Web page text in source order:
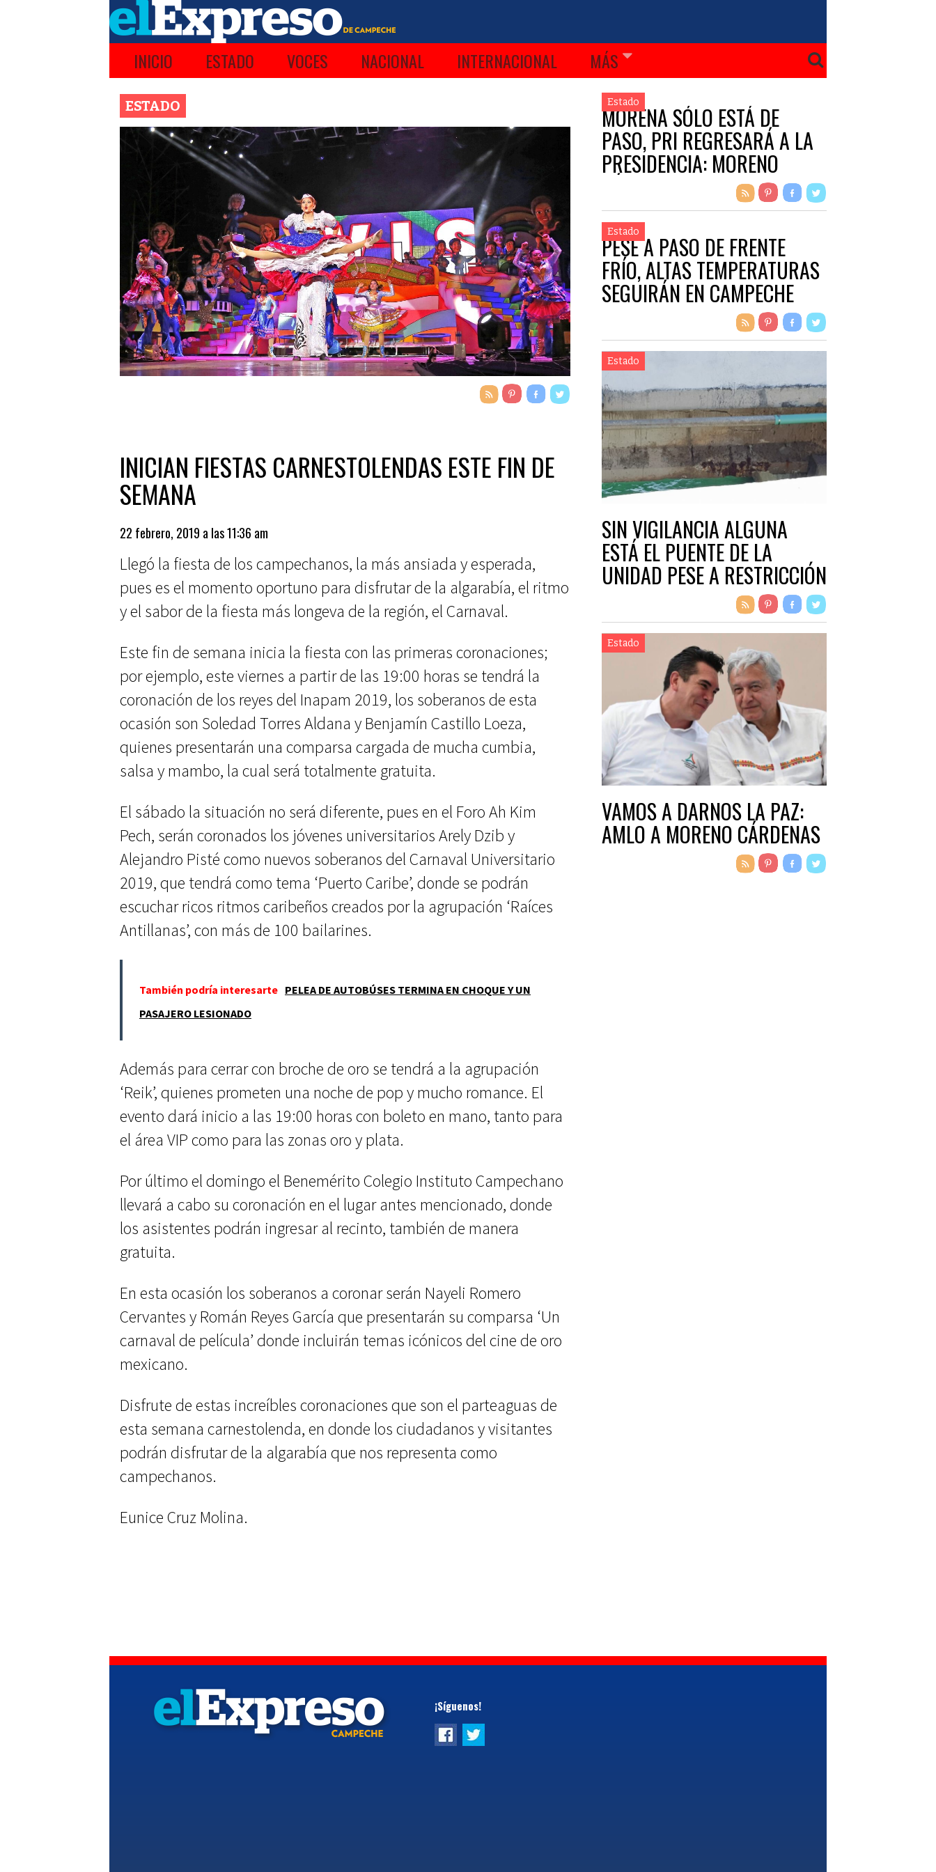
INICIO ESTADO VOCES NACIONAL INTERNACIONAL MÁS
ESTADO
INICIAN FIESTAS CARNESTOLENDAS ESTE FIN DE
SEMANA
22 febrero, 2019 a las 11:36 am
Llegó la fiesta de los campechanos, la más ansiada y esperada,
pues es el momento oportuno para disfrutar de la algarabía, el ritmo
y el sabor de la fiesta más longeva de la región, el Carnaval.
Este fin de semana inicia la fiesta con las primeras coronaciones;
por ejemplo, este viernes a partir de las 19:00 horas se tendrá la
coronación de los reyes del Inapam 2019, los soberanos de esta
ocasión son Soledad Torres Aldana y Benjamín Castillo Loeza,
quienes presentarán una comparsa cargada de mucha cumbia,
salsa y mambo, la cual será totalmente gratuita.
El sábado la situación no será diferente, pues en el Foro Ah Kim
Pech, serán coronados los jóvenes universitarios Arely Dzib y
Alejandro Pisté como nuevos soberanos del Carnaval Universitario
2019, que tendrá como tema ‘Puerto Caribe’, donde se podrán
escuchar ricos ritmos caribeños creados por la agrupación ‘Raíces
Antillanas’, con más de 100 bailarines.
También podría interesarte PELEA DE AUTOBÚSES TERMINA EN CHOQUE Y UN
PASAJERO LESIONADO
Además para cerrar con broche de oro se tendrá a la agrupación
‘Reik’, quienes prometen una noche de pop y mucho romance. El
evento dará inicio a las 19:00 horas con boleto en mano, tanto para
el área VIP como para las zonas oro y plata.
Por último el domingo el Benemérito Colegio Instituto Campechano
llevará a cabo su coronación en el lugar antes mencionado, donde
los asistentes podrán ingresar al recinto, también de manera
gratuita.
En esta ocasión los soberanos a coronar serán Nayeli Romero
Cervantes y Román Reyes García que presentarán su comparsa ‘Un
carnaval de película’ donde incluirán temas icónicos del cine de oro
mexicano.
Disfrute de estas increíbles coronaciones que son el parteaguas de
esta semana carnestolenda, en donde los ciudadanos y visitantes
podrán disfrutar de la algarabía que nos representa como
campechanos.
Eunice Cruz Molina.
Estado
MORENA SÓLO ESTÁ DE
PASO, PRI REGRESARÁ A LA
PRESIDENCIA: MORENO
Estado
PESE A PASO DE FRENTE
FRÍO, ALTAS TEMPERATURAS
SEGUIRÁN EN CAMPECHE
Estado
SIN VIGILANCIA ALGUNA
ESTÁ EL PUENTE DE LA
UNIDAD PESE A RESTRICCIÓN
Estado
VAMOS A DARNOS LA PAZ:
AMLO A MORENO CÁRDENAS
¡Síguenos!